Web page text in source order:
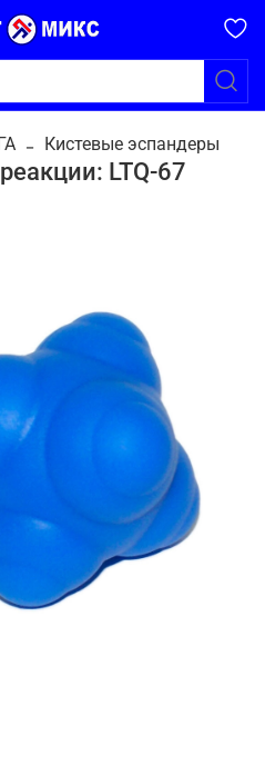
Кистевые эспандеры
LTQ-67